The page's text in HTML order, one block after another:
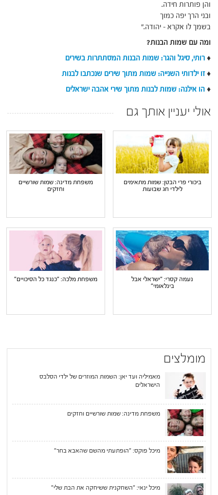
והן פותרות חידה.
ובני הרך יפה כמוך
בשמך לו אקרא – יהודה."
ומה עם שמות הבנות?
♦ רותי, סיגל והגר: שמות הבנות המסתתרות בשירים
♦זו ילדותי השנייה: שמות מתוך שירים שנכתבו לבנות
♦ הו אילנה: שמות לבנות מתוך שירי אהבה ישראלים
אולי יעניין אותך גם
ביכורי פרי הבטן: שמות מתאימים
לילדי חג שבועות
משפחת מדינה: שמות שורשיים
וחזקים
נעמה קסרי: "ישראלי אבל
בינלאומי"
משפחת מלכה: "כנגד כל הסיכויים"
מומלצים
מאמיליה ועד יאן: השמות המוזרים של ילדי הסלבס
הישראלים
משפחת מדינה: שמות שורשיים וחזקים
מיכל פוקס: "הופתעתי מהשם שהאבא בחר"
מיכל ינאי: "השחקנית ששיחקה את הבת שלי"